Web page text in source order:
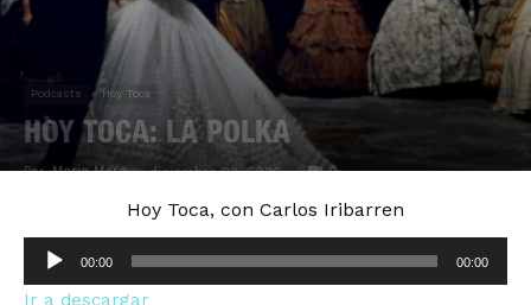
Podcasts Hoy Toca
HOY TOCA: LA POLKA
Por Mario Mora - diciembre 29, 2020 0
Hoy Toca, con Carlos Iribarren
Reproductor
de
00:00 00:00
Ir a descargar